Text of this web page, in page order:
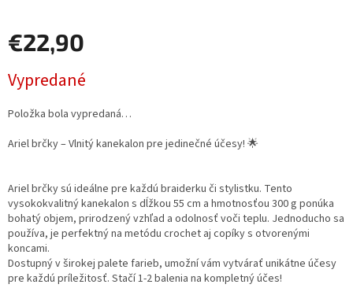
€22,90
cena:
Vypredané
Položka bola vypredaná…
Ariel brčky – Vlnitý kanekalon pre jedinečné účesy! 🌟
Ariel brčky sú ideálne pre každú braiderku či stylistku. Tento
vysokokvalitný kanekalon s dĺžkou 55 cm a hmotnosťou 300 g ponúka
bohatý objem, prirodzený vzhľad a odolnosť voči teplu. Jednoducho sa
používa, je perfektný na metódu crochet aj copíky s otvorenými
koncami.
Dostupný v širokej palete farieb, umožní vám vytvárať unikátne účesy
pre každú príležitosť. Stačí 1-2 balenia na kompletný účes!